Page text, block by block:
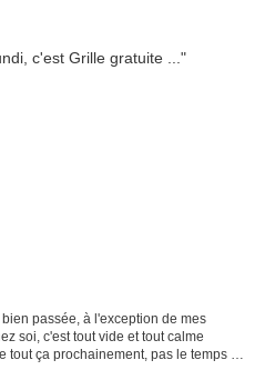
passée, à l'exception de mes
soi, c'est tout vide et tout calme
ça prochainement, pas le temps de